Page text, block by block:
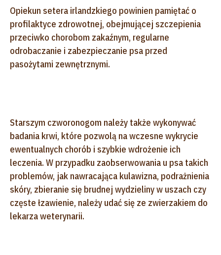
Opiekun setera irlandzkiego powinien pamiętać o
profilaktyce zdrowotnej, obejmującej szczepienia
przeciwko chorobom zakaźnym, regularne
odrobaczanie i zabezpieczanie psa przed
pasożytami zewnętrznymi.
Starszym czworonogom należy także wykonywać
badania krwi, które pozwolą na wczesne wykrycie
ewentualnych chorób i szybkie wdrożenie ich
leczenia. W przypadku zaobserwowania u psa takich
problemów, jak nawracająca kulawizna, podrażnienia
skóry, zbieranie się brudnej wydzieliny w uszach czy
częste łzawienie, należy udać się ze zwierzakiem do
lekarza weterynarii.